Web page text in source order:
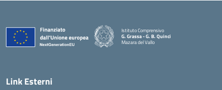
Istituto Comprensivo
G. Grassa - G. B. Quinci
Mazara del Vallo
Link Esterni